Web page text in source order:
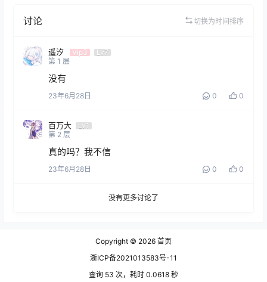
讨论 切换为时间排序
遥汐 Vip3
Lv7
第 1 层
没有
23年6月28日 0 0
百万大
Lv1
第 2 层
真的吗？我不信
23年6月28日 0 0
没有更多讨论了
Copyright © 2026 首页
浙ICP备2021013583号-11
查询 53 次，耗时 0.0618 秒